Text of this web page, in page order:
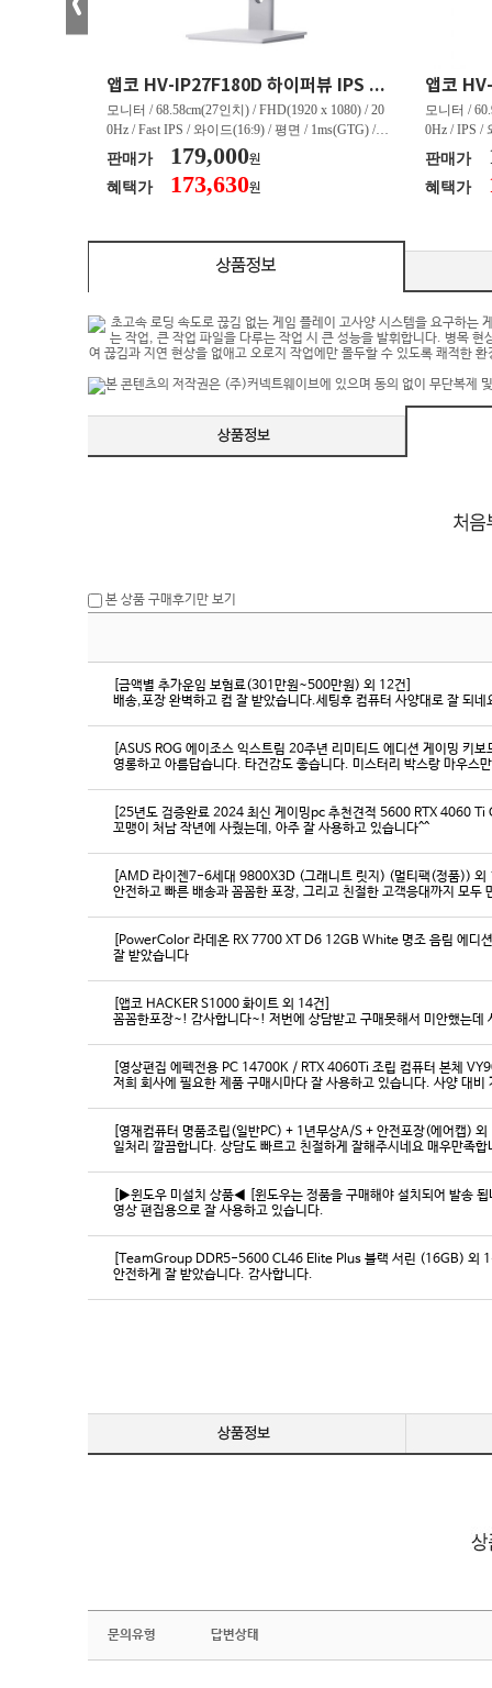
앱코 HV-IP27F180D 하이퍼뷰 IPS FHD 200 HDR 무결점
모니터 / 68.58cm(27인치) / FHD(1920 x 1080) / 20
0Hz / Fast IPS / 와이드(16:9) / 평면 / 1ms(GTG) / 3
50nit / 1,000:1 / 헤드폰 아웃 / LED 조명 / 틸트(상
하) / 6kg / [색상영역] / sRGB:128% / Adobe RGB:8
5% / DCI-P3:91% / NTSC:90% / [게임특화] / 조준
판매가 179,000원
혜택가 173,630원
모니터 /
0Hz / IPS /
50nit /
하) / 4.9kg
80% / DCI-
판매가
혜택가
본 상품 구매후기만 보기
[금액별 추가운임 보험료(301만원~500만원) 외 12건]
배송,포장 완벽하고 컴 잘 받았습니다.세팅후 컴퓨터 사양대로 잘 되
[ASUS ROG 에이조스 익스트림 20주년 리미티드 에디션 게이밍 키
영롱하고 아름답습니다. 타건감도 좋습니다. 미스터리 박스랑 마우스
[25년도 검증완료 2024 최신 게이밍pc 추천견적 5600 RTX 4060
꼬맹이 처남 작년에 사줬는데, 아주 잘 사용하고 있습니다^^
[AMD 라이젠7-6세대 9800X3D (그래니트 릿지) (멀티팩(정품)) 외
[PowerColor 라데온 RX 7700 XT D6 12GB White 명조 음림 에디
잘 받았습니다
[앱코 HACKER S1000 화이트 외 14건]
꼼꼼한포장~! 감사합니다~! 저번에 상담받고 구매못해서 미안했는
[영상편집 에펙전용 PC 14700K / RTX 4060Ti 조립 컴퓨터 본체
[영재컴퓨터 명품조립(일반PC) + 1년무상A/S + 안전포장(에어캡)
일처리 깔끔합니다. 상담도 빠르고 친절하게 잘해주시네요 매우만족
[▶윈도우 미설치 상품◀ [윈도우는 정품을 구매해야 설치되어 발송
영상 편집용으로 잘 사용하고 있습니다.
[TeamGroup DDR5-5600 CL46 Elite Plus 블랙 서린 (16GB) 외
안전하게 잘 받았습니다. 감사합니다.
문의유형 답변상태